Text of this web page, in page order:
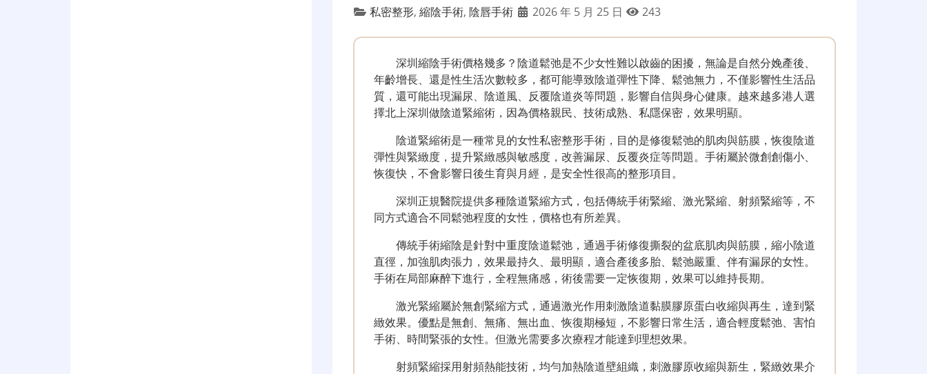
私密整形, 縮陰手術, 陰唇手術 2026 年 5 月 25 日 243
深圳縮陰手術價格幾多？陰道鬆弛是不少女性難以啟齒的困擾，無論是自然分娩產後、
年齡增長、還是性生活次數較多，都可能導致陰道彈性下降、鬆弛無力，不僅影響性生活品
質，還可能出現漏尿、陰道風、反覆陰道炎等問題，影響自信與身心健康。越來越多港人選
擇北上深圳做陰道緊縮術，因為價格親民、技術成熟、私隱保密，效果明顯。
陰道緊縮術是一種常見的女性私密整形手術，目的是修復鬆弛的肌肉與筋膜，恢復陰道
彈性與緊緻度，提升緊緻感與敏感度，改善漏尿、反覆炎症等問題。手術屬於微創創傷小、
恢復快，不會影響日後生育與月經，是安全性很高的整形項目。
深圳正規醫院提供多種陰道緊縮方式，包括傳統手術緊縮、激光緊縮、射頻緊縮等，不
同方式適合不同鬆弛程度的女性，價格也有所差異。
傳統手術縮陰是針對中重度陰道鬆弛，通過手術修復撕裂的盆底肌肉與筋膜，縮小陰道
直徑，加強肌肉張力，效果最持久、最明顯，適合產後多胎、鬆弛嚴重、伴有漏尿的女性。
手術在局部麻醉下進行，全程無痛感，術後需要一定恢復期，效果可以維持長期。
激光緊縮屬於無創緊縮方式，通過激光作用刺激陰道黏膜膠原蛋白收縮與再生，達到緊
緻效果。優點是無創、無痛、無出血、恢復期極短，不影響日常生活，適合輕度鬆弛、害怕
手術、時間緊張的女性。但激光需要多次療程才能達到理想效果。
射頻緊縮採用射頻熱能技術，均勻加熱陰道壁組織，刺激膠原收縮與新生，緊緻效果介